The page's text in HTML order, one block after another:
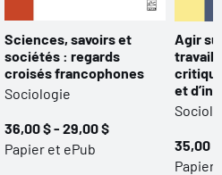
Sciences, savoirs et
sociétés : regards
croisés francophones
Sociologie
36,00 $ - 29,00 $
Papier et ePub
Agir
travail
et
35,00
Papier,